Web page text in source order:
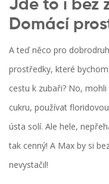
Jde to i bez
Domácí
A teď něco pro
prostředky, které
cestu k zubaři? No,
cukru, používat
ústa solí. Ale hele,
tak cenný! A Max by si
nevystačil!